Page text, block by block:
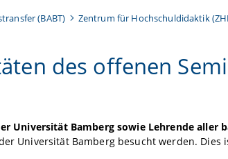
(BABT) Zentrum für Hochschuldidaktik
des offenen
Universität Bamberg sowie Lehrende aller
Universität Bamberg besucht werden.